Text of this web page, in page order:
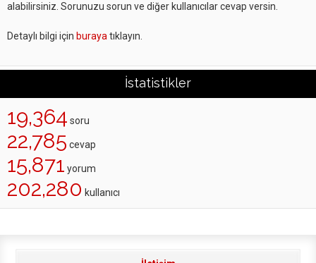
alabilirsiniz. Sorunuzu sorun ve diğer kullanıcılar cevap versin.
Detaylı bilgi için buraya tıklayın.
İstatistikler
19,364 soru
22,785 cevap
15,871 yorum
202,280 kullanıcı